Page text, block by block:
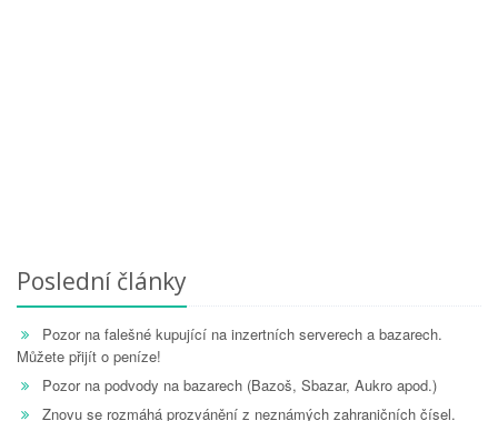
Poslední články
Pozor na falešné kupující na inzertních serverech a bazarech.
Můžete přijít o peníze!
Pozor na podvody na bazarech (Bazoš, Sbazar, Aukro apod.)
Znovu se rozmáhá prozvánění z neznámých zahraničních čísel.